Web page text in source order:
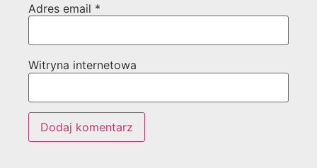
Adres email *
Witryna internetowa